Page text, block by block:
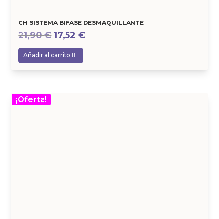
GH SISTEMA BIFASE DESMAQUILLANTE
21,90€ El
precio
original
era:
17,52€El
es:
Añadir al carrito
¡Oferta!